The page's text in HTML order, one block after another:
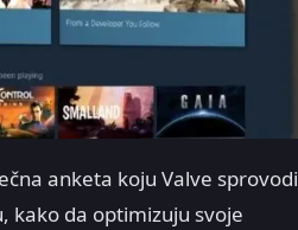
anketa koju Valve sprovodi
kako da optimizuju svoje